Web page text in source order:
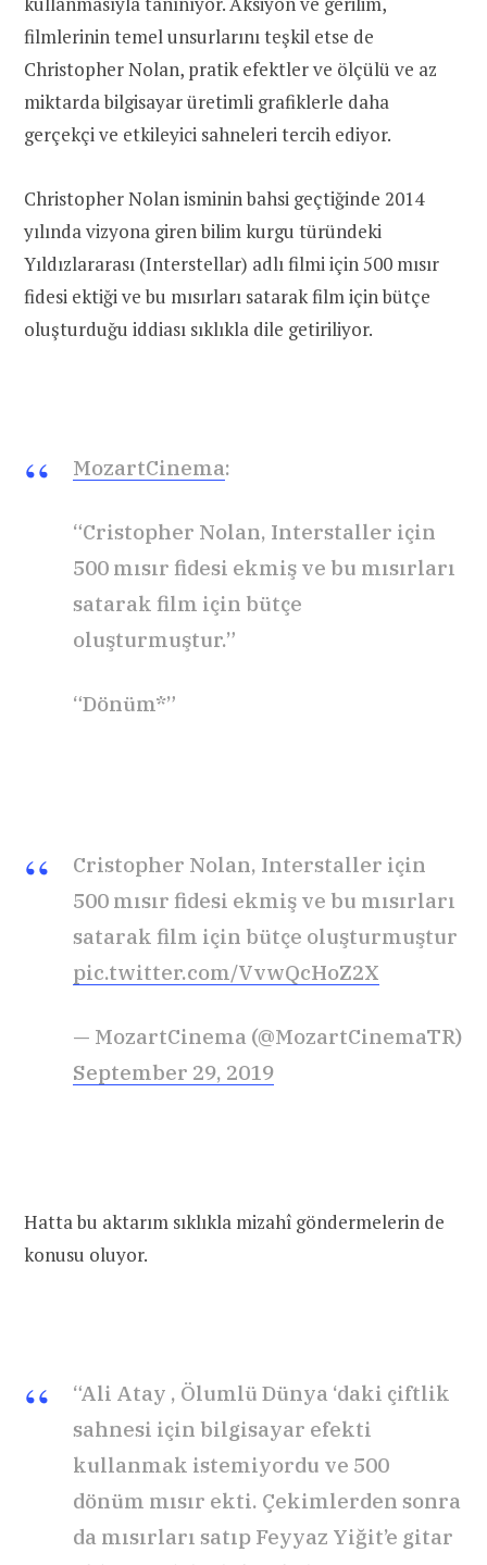
filmlerinin temel unsurlarını teşkil etse de
Christopher Nolan, pratik efektler ve ölçülü ve az
miktarda bilgisayar üretimli grafiklerle daha
gerçekçi ve etkileyici sahneleri tercih ediyor.
Christopher Nolan isminin bahsi geçtiğinde 2014
yılında vizyona giren bilim kurgu türündeki
Yıldızlararası (Interstellar) adlı filmi için 500 mısır
fidesi ektiği ve bu mısırları satarak film için bütçe
oluşturduğu iddiası sıklıkla dile getiriliyor.
MozartCinema:
“Cristopher Nolan, Interstaller için
500 mısır fidesi ekmiş ve bu mısırları
satarak film için bütçe
oluşturmuştur.”
“Dönüm*”
Cristopher Nolan, Interstaller için
500 mısır fidesi ekmiş ve bu mısırları
satarak film için bütçe oluşturmuştur
pic.twitter.com/VvwQcHoZ2X
— MozartCinema (@MozartCinemaTR)
September 29, 2019
Hatta bu aktarım sıklıkla mizahî göndermelerin de
konusu oluyor.
“Ali Atay , Ölumlü Dünya ‘daki çiftlik
sahnesi için bilgisayar efekti
kullanmak istemiyordu ve 500
dönüm mısır ekti. Çekimlerden sonra
da mısırları satıp Feyyaz Yiğit’e gitar